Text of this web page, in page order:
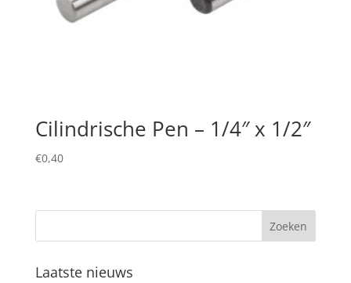
Cilindrische Pen – 1/4″ x 1/2″
€0,40
Laatste nieuws